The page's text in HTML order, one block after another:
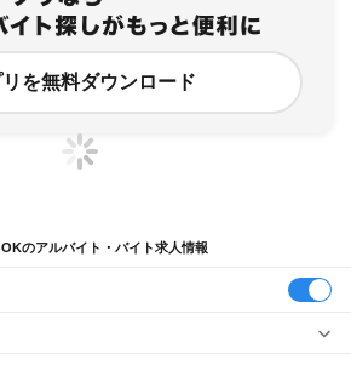
を無料ダウンロード
のアルバイト・バイト求人情報